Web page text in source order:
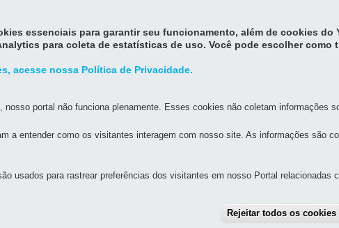
DE ESCRITURAÇÃO DIGITAL
essenciais para garantir seu funcionamento, além de cookies do
para coleta de estatísticas de uso. Você pode escolher como
acesse nossa Política de Privacidade.
nosso portal não funciona plenamente. Esses cookies não coletam informações
a entender como os visitantes interagem com nosso site. As informações são
usados para rastrear preferências dos visitantes em nosso Portal relacionadas
Rejeitar todos os